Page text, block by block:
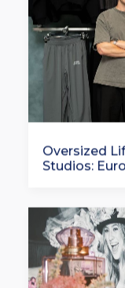
Oversized
Studios: